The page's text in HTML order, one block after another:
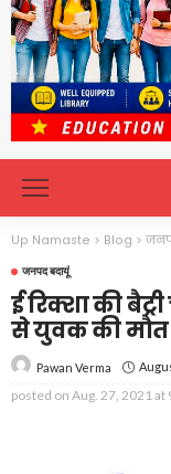
Up Namaste > Blog >
जनपद बदायूं
ई रिक्शा की
से युवक की मौत
Pawan Verma
posted on Aug. 27, 2021 at